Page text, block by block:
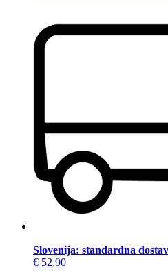
Slovenija: standardna
€ 52,90